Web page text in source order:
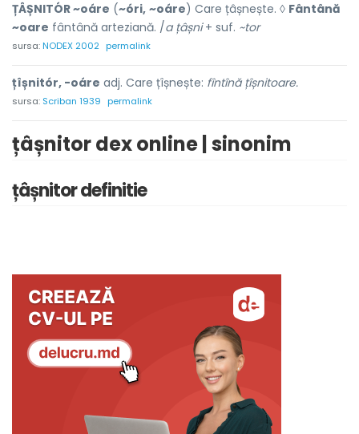
ȚÂȘNITÓR ~oáre (~óri, ~oáre) Care țâșnește. ◊ Fântână
~oare fântână arteziană. /a țâșni+ suf. ~tor
sursa:NODEX 2002 permalink
țîșnitór, -oáre adj. Care țîșnește: fîntînă țîșnitoare.
sursa: Scriban 1939 permalink
țâșnitor dex online | sinonim
țâșnitor definitie